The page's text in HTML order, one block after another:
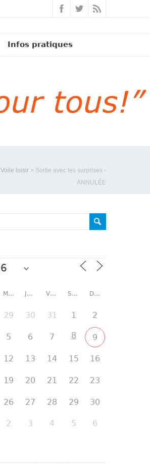
Infos pratiques
Voile loisir > Sortie avec les surprises -
ANNULÉE
MERCREDI JEUDI VENDREDI SAMEDI DIMANCHE
29 30 31 1 2
5 6 7 8 9
12 13 14 15 16
19 20 21 22 23
26 27 28 29 30
2 3 4 5 6